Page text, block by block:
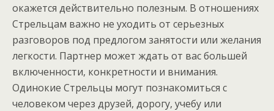
окажется действительно полезным. В отношениях
Стрельцам важно не уходить от серьезных
разговоров под предлогом занятости или желания
легкости. Партнер может ждать от вас большей
включенности, конкретности и внимания.
Одинокие Стрельцы могут познакомиться с
человеком через друзей, дорогу, учебу или